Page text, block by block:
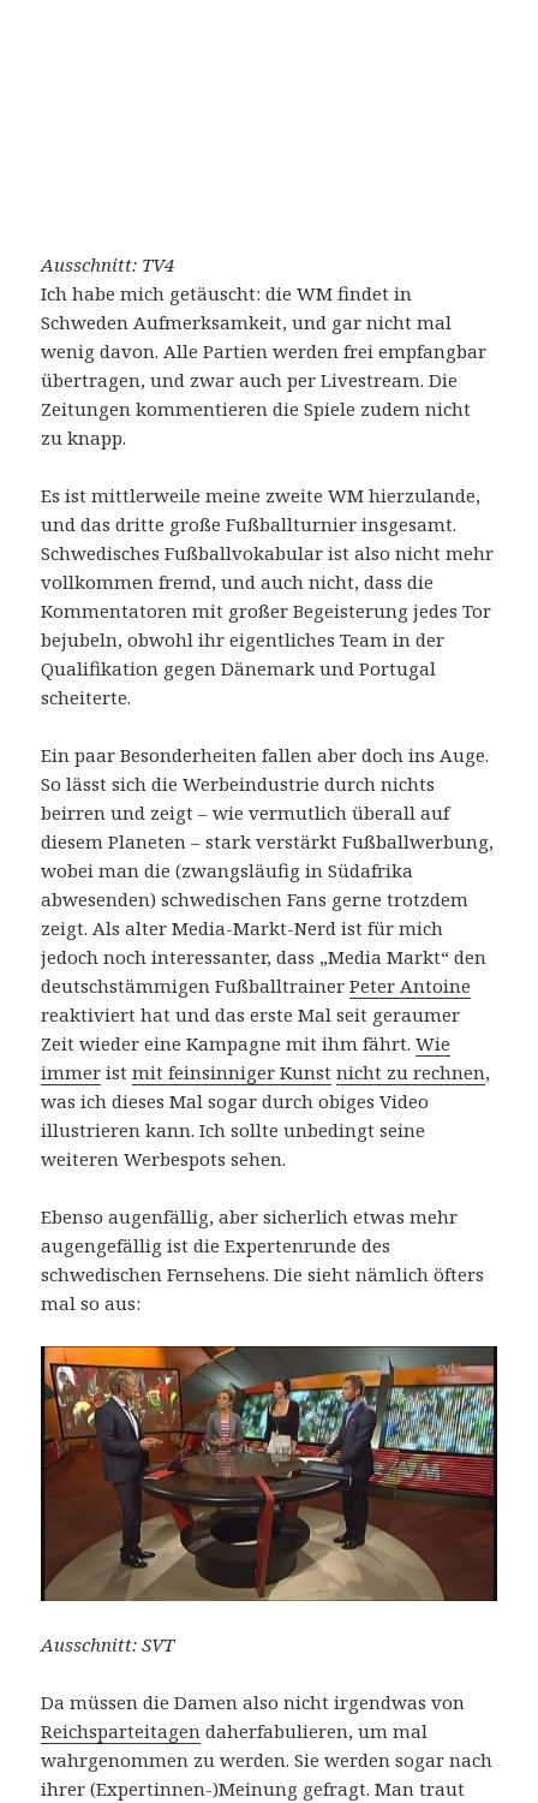
Ausschnitt: TV4
Ich habe mich getäuscht: die WM findet in
Schweden Aufmerksamkeit, und gar nicht mal
wenig davon. Alle Partien werden frei empfangbar
übertragen, und zwar auch per Livestream. Die
Zeitungen kommentieren die Spiele zudem nicht
zu knapp.
Es ist mittlerweile meine zweite WM hierzulande,
und das dritte große Fußballturnier insgesamt.
Schwedisches Fußballvokabular ist also nicht mehr
vollkommen fremd, und auch nicht, dass die
Kommentatoren mit großer Begeisterung jedes Tor
bejubeln, obwohl ihr eigentliches Team in der
Qualifikation gegen Dänemark und Portugal
scheiterte.
Ein paar Besonderheiten fallen aber doch ins Auge.
So lässt sich die Werbeindustrie durch nichts
beirren und zeigt – wie vermutlich überall auf
diesem Planeten – stark verstärkt Fußballwerbung,
wobei man die (zwangsläufig in Südafrika
abwesenden) schwedischen Fans gerne trotzdem
zeigt. Als alter Media-Markt-Nerd ist für mich
jedoch noch interessanter, dass „Media Markt“ den
deutschstämmigen FußballtrainerPeter Antoine
reaktiviert hat und das erste Mal seit geraumer
Zeit wieder eine Kampagne mit ihm fährt.Wie
immer istmit feinsinniger Kunst nicht zu rechnen,
was ich dieses Mal sogar durch obiges Video
illustrieren kann. Ich sollte unbedingt seine
weiteren Werbespots sehen.
Ebenso augenfällig, aber sicherlich etwas mehr
augengefällig ist die Expertenrunde des
schwedischen Fernsehens. Die sieht nämlich öfters
mal so aus:
Ausschnitt: SVT
Da müssen die Damen also nicht irgendwas von
Reichsparteitagen daherfabulieren, um mal
wahrgenommen zu werden. Sie werden sogar nach
ihrer (Expertinnen-)Meinung gefragt. Man traut